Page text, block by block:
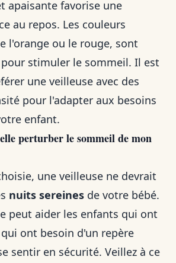
apaisante favorise une
au repos. Les couleurs
l'orange ou le rouge, sont
stimuler le sommeil. Il est
une veilleuse avec des
pour l'adapter aux besoins
enfant.
perturber le sommeil de mon
une veilleuse ne devrait
nuits sereines de votre bébé.
peut aider les enfants qui ont
ont besoin d'un repère
sentir en sécurité. Veillez à ce